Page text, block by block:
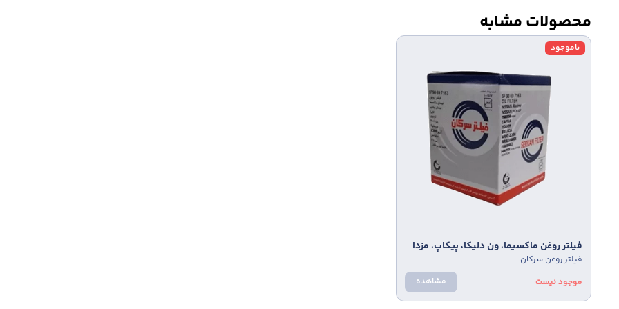
محصولات مشابه
ناموجود
فيلتر روغن ماكسيما، ون دليكا، پيكاپ، مزدا
2000 برند سرکان کد 7163
فیلتر روغن سرکان
موجود نیست
مشاهده